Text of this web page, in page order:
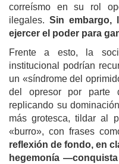
correísmo en su rol
ilegales. Sin embargo,
ejercer el poder para
Frente a esto, la
institucional podrían
un «síndrome del
del opresor por parte
replicando su
más grotesca, tildar al
«burro», con frases
reflexión de fondo, en
hegemonía